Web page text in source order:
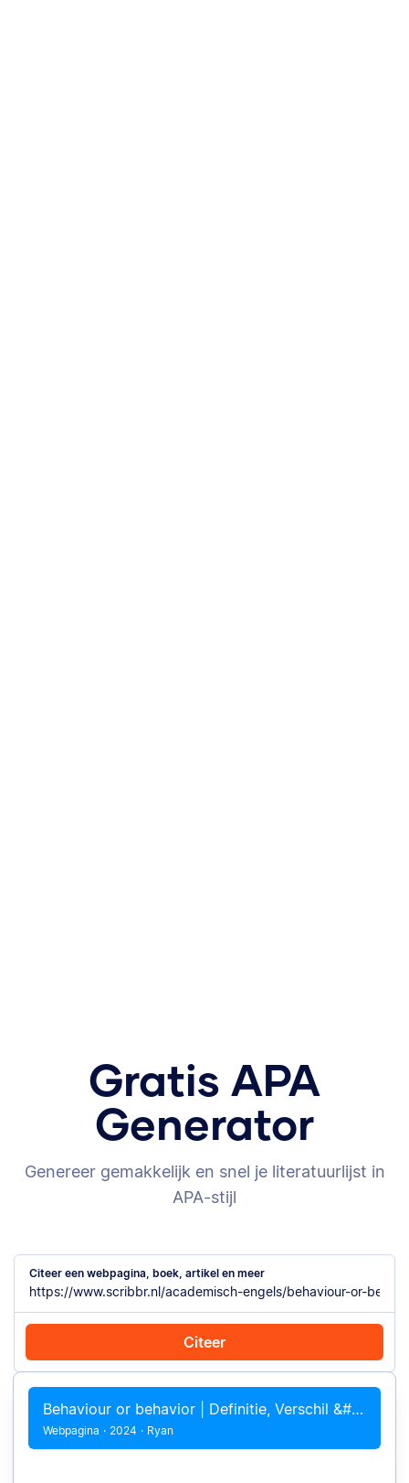
Gratis APA
Generator
Genereer gemakkelijk en snel je literatuurlijst in
APA-stijl
Citeer een webpagina, boek, artikel en meer
Citeer
Citeer met Chrome Citeer handmatig
Behaviour or behavior | Definitie, Verschil &#038; Voorbeelden
Webpagina · 2024 · Ryan